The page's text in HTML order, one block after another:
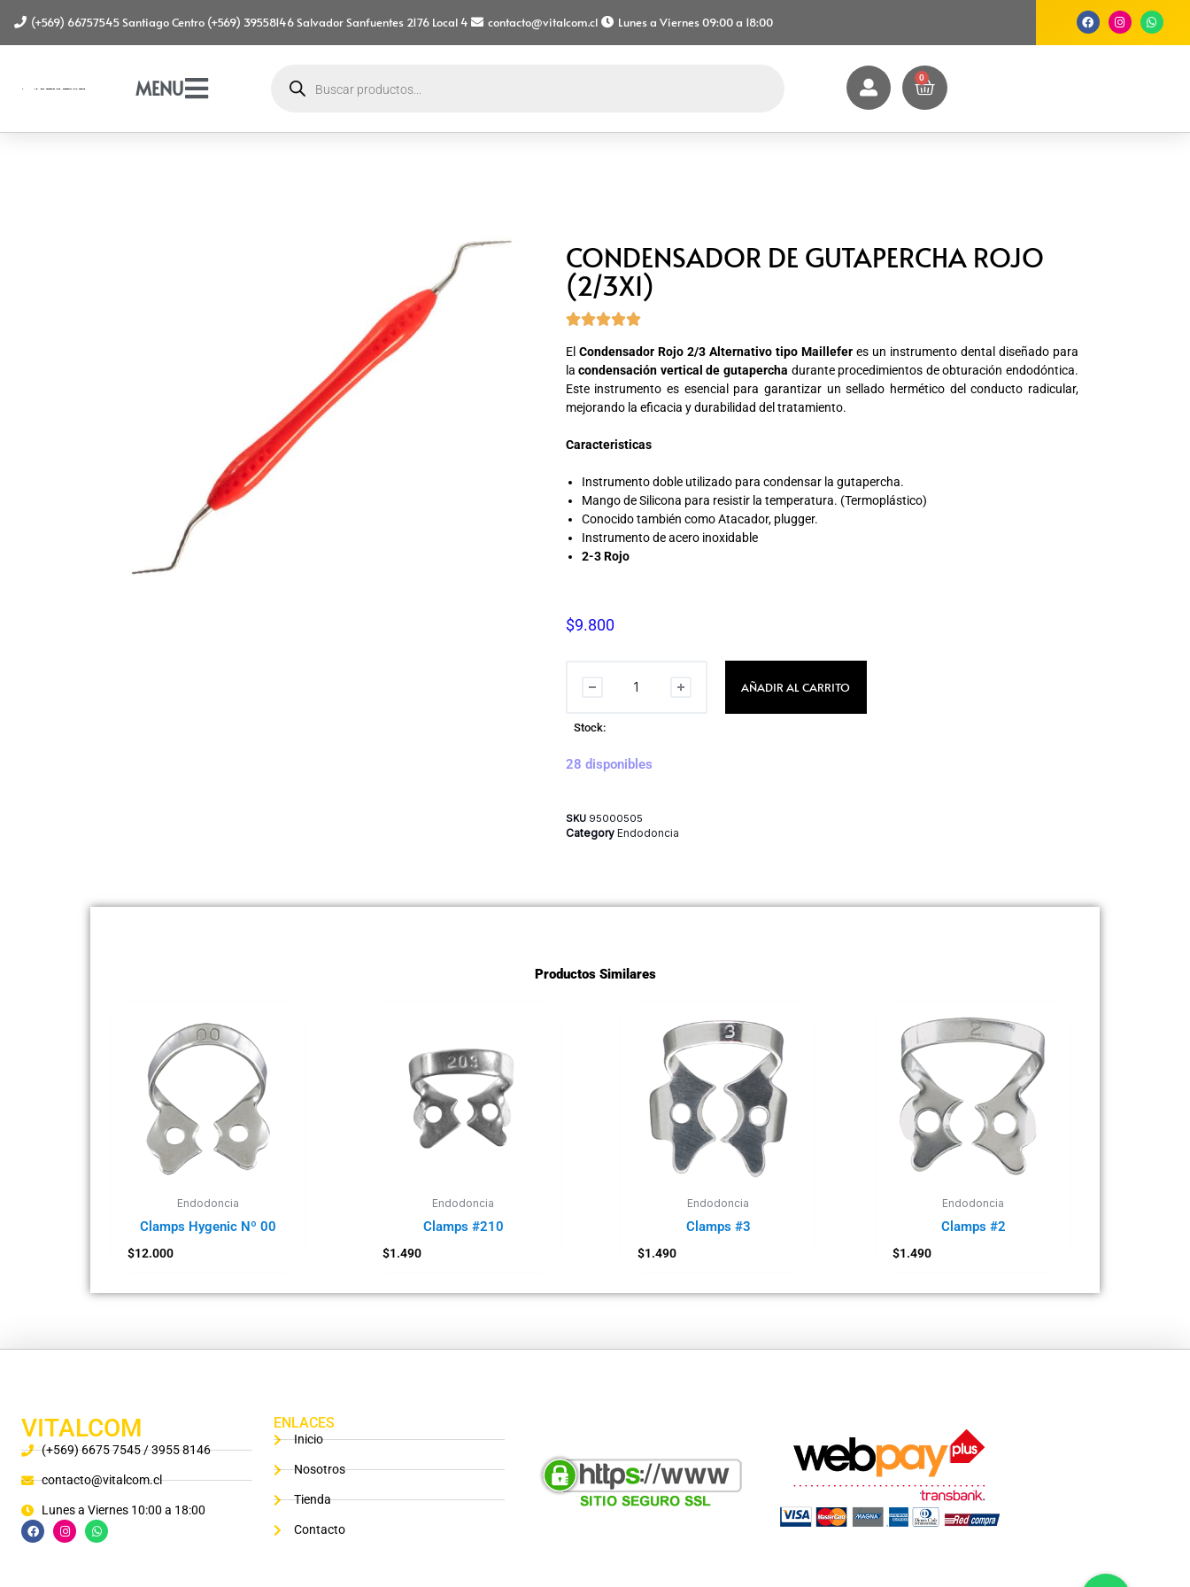
(+569) 66757545 Santiago Centro (+569) 39558146 Salvador Sanfuentes 2176 Local 4 contacto@vitalcom.cl Lunes a Viernes 09:00 a 18:00
MENU 0
CONDENSADOR DE GUTAPERCHA ROJO
(2/3X1)

El Condensador Rojo 2/3 Alternativo tipo Mailleferes un instrumento dental diseñado para
lacondensación vertical de gutapercha durante procedimientos de obturación endodóntica.
Este instrumento es esencial para garantizar un sellado hermético del conducto radicular,
mejorando la eficacia y durabilidad del tratamiento.
Caracteristicas
Instrumento doble utilizado para condensar la gutapercha.
Mango de Silicona para resistir la temperatura. (Termoplástico)
Conocido también como Atacador, plugger.
Instrumento de acero inoxidable
2-3 Rojo
$9.800
AÑADIR AL CARRITO
Stock:
28 disponibles
SKU 95000505
Category Endodoncia
Productos Similares
Endodoncia
Clamps Hygenic Nº 00
$12.000
Endodoncia
Clamps #210
$1.490
Endodoncia
Clamps #3
$1.490
Endodoncia
Clamps #2
$1.490
VITALCOM
(+569) 6675 7545 / 3955 8146
contacto@vitalcom.cl
Lunes a Viernes 10:00 a 18:00
ENLACES
Inicio
Nosotros
Tienda
Contacto